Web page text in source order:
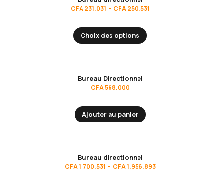
CFA231.031 – CFA250.531
Choix des options
Bureau Directionnel
CFA568.000
Ajouter au panier
Bureau directionnel
CFA1.700.531 – CFA1.956.893